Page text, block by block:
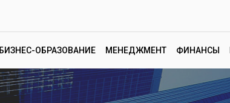
БИЗНЕС-ОБРАЗОВАНИЕ МЕНЕДЖМЕНТ ФИНАНСЫ